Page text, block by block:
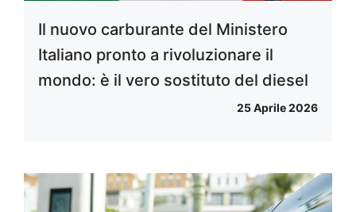
Il nuovo carburante del Ministero
Italiano pronto a rivoluzionare il
mondo: è il vero sostituto del diesel
25 Aprile 2026